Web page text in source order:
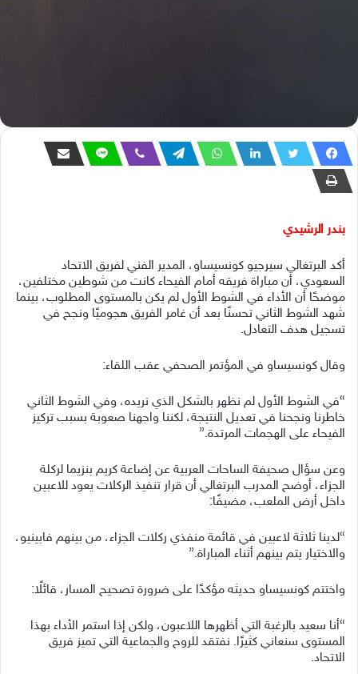
بندر الرشيدي
أكد البرتغالي سيرجيو كونسيساو، المدير الفني لفريق الاتحاد
السعودي، أن مباراة فريقه أمام الفيحاء كانت من شوطين مختلفين،
موضحًا أن الأداء في الشوط الأول لم يكن بالمستوى المطلوب، بينما
شهد الشوط الثاني تحسنًا بعد أن غامر الفريق هجوميًا ونجح في
تسجيل هدف التعادل.
وقال كونسيساو في المؤتمر الصحفي عقب اللقاء:
“في الشوط الأول لم نظهر بالشكل الذي نريده، وفي الشوط الثاني
خاطرنا ونجحنا في تعديل النتيجة، لكننا واجهنا صعوبة بسبب تركيز
الفيحاء على الهجمات المرتدة.”
وعن سؤال صحيفة الساحات العربية عن إضاعة كريم بنزيما لركلة
الجزاء، أوضح المدرب البرتغالي أن قرار تنفيذ الركلات يعود للاعبين
داخل أرض الملعب، مضيفًا:
“لدينا ثلاثة لاعبين في قائمة منفذي ركلات الجزاء، من بينهم فابينيو،
والاختيار يتم بينهم أثناء المباراة.”
واختتم كونسيساو حديثه مؤكدًا على ضرورة تصحيح المسار، قائلًا:
“أنا سعيد بالرغبة التي أظهرها اللاعبون، ولكن إذا استمر الأداء بهذا
المستوى سنعاني كثيرًا. نفتقد للروح والجماعية التي تميز فريق
الاتحاد.